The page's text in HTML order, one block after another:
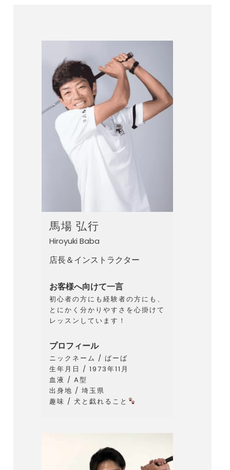
馬場 弘行
Hiroyuki Baba
店長＆インストラクター
お客様へ向けて一言
初心者の方にも経験者の方にも、
とにかく分かりやすさを心掛けて
レッスンしています！
プロフィール
ニックネーム / ばーば
生年月日 / 1973年11月
血液 / A型
出身地 / 埼玉県
趣味 / 犬と戯れること